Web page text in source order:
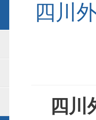
四川
四川